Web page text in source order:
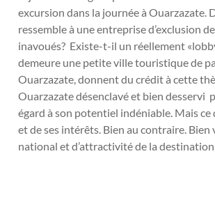
excursion dans la journée à Ouarzazate.
ressemble à une entreprise d’exclusion
inavoués? Existe-t-il un réellement
demeure une petite ville touristique de
Ouarzazate, donnent du crédit à cette
Ouarzazate désenclavé et bien desservi
égard à son potentiel indéniable. Mais
et de ses intérêts. Bien au contraire.
national et d’attractivité de la destination